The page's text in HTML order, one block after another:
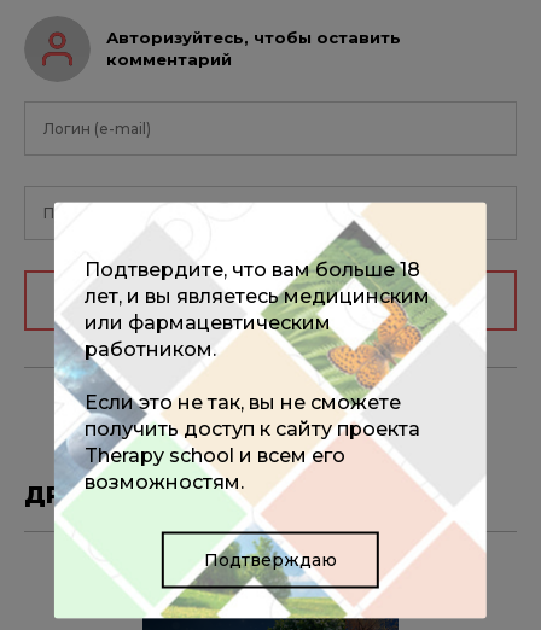
Авторизуйтесь, чтобы оставить
комментарий
Авторизоваться
ДРУГИЕ МАТЕРИАЛЫ ПО ТЕМЕ
Всероссийский конгресс
«Долголетие против старения»
27-28 ноября 2025 года
15.10.2025
Подтвердите, что вам больше 18
лет, и вы являетесь медицинским
или фармацевтическим
работником.
Если это не так, вы не сможете
получить доступ к сайту проекта
Therapy school и всем его
возможностям.
Подтверждаю